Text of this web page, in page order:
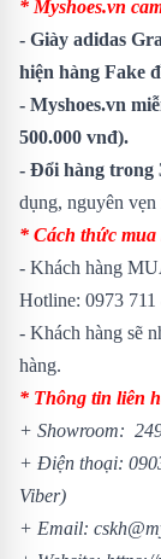
* Myshoes.vn
- Giày adidas
hiện hàng Fake
- Myshoes.vn
500.000 vnđ).
- Đổi hàng trong
dụng, nguyên
* Cách thức mua
- Khách hàng
Hotline: 0973
- Khách hàng sẽ
hàng.
* Thông tin liên
+ Showroom:
+ Điện thoại:
Viber)
+ Email: